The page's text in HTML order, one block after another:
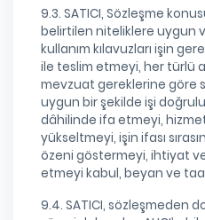
9.3. SATICI, Sözleşme
belirtilen niteliklere uygun
kullanım kılavuzları işin
ile teslim etmeyi, her türlü
mevzuat gereklerine göre
uygun bir şekilde işi
dâhilinde ifa etmeyi,
yükseltmeyi, işin ifası
özeni göstermeyi, ihtiyat
etmeyi kabul, beyan ve
9.4. SATICI, sözleşmeden